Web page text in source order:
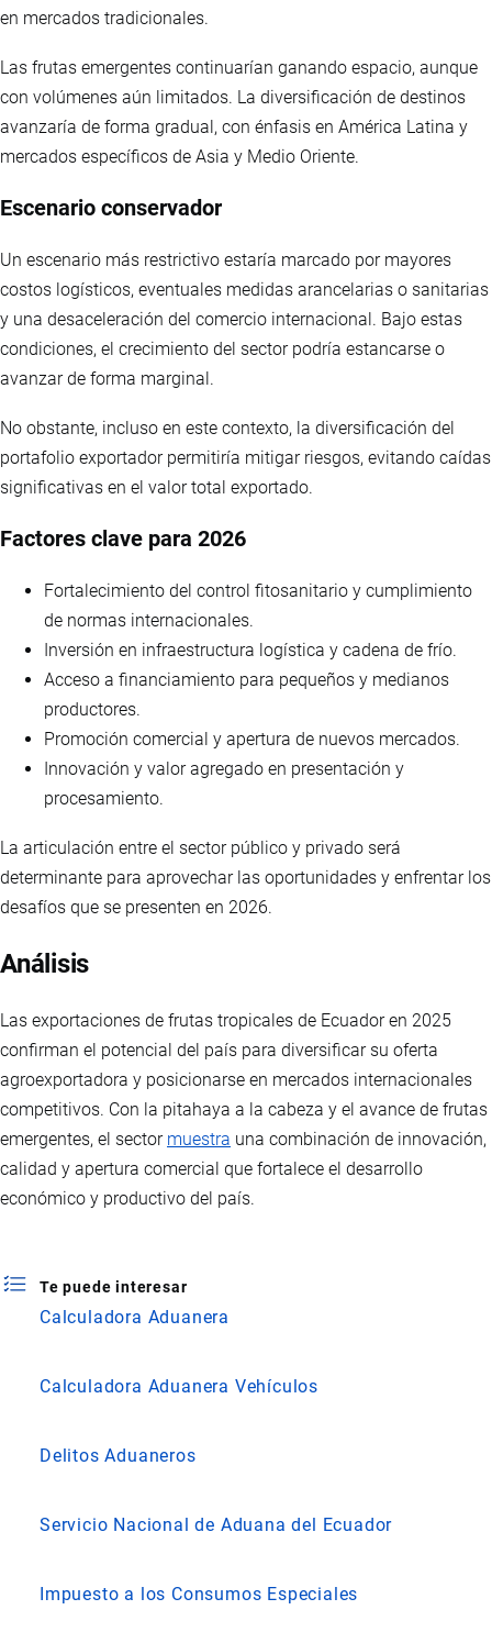
en mercados tradicionales.
Las frutas emergentes continuarían ganando espacio, aunque
con volúmenes aún limitados. La diversificación de destinos
avanzaría de forma gradual, con énfasis en América Latina y
mercados específicos de Asia y Medio Oriente.
Escenario conservador
Un escenario más restrictivo estaría marcado por mayores
costos logísticos, eventuales medidas arancelarias o sanitarias
y una desaceleración del comercio internacional. Bajo estas
condiciones, el crecimiento del sector podría estancarse o
avanzar de forma marginal.
No obstante, incluso en este contexto, la diversificación del
portafolio exportador permitiría mitigar riesgos, evitando caídas
significativas en el valor total exportado.
Factores clave para 2026
Fortalecimiento del control fitosanitario y cumplimiento
de normas internacionales.
Inversión en infraestructura logística y cadena de frío.
Acceso a financiamiento para pequeños y medianos
productores.
Promoción comercial y apertura de nuevos mercados.
Innovación y valor agregado en presentación y
procesamiento.
La articulación entre el sector público y privado será
determinante para aprovechar las oportunidades y enfrentar los
desafíos que se presenten en 2026.
Análisis
Las exportaciones de frutas tropicales de Ecuador en 2025
confirman el potencial del país para diversificar su oferta
agroexportadora y posicionarse en mercados internacionales
competitivos. Con la pitahaya a la cabeza y el avance de frutas
emergentes, el sector muestra una combinación de innovación,
calidad y apertura comercial que fortalece el desarrollo
económico y productivo del país.
Te puede interesar
Calculadora Aduanera
Calculadora Aduanera Vehículos
Delitos Aduaneros
Servicio Nacional de Aduana del Ecuador
Impuesto a los Consumos Especiales